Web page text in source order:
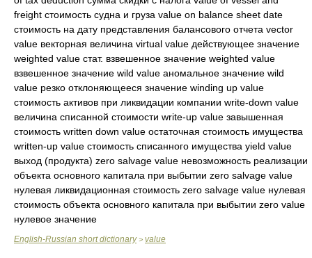
English-Russian short dictionary> value